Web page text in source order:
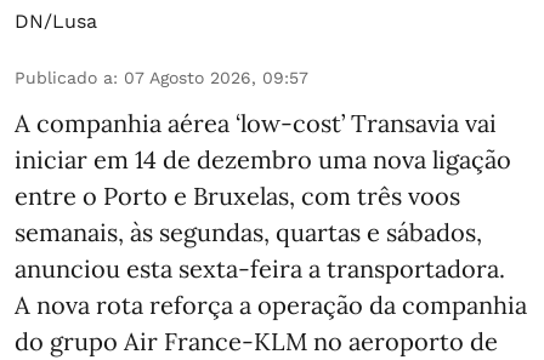
DN/Lusa
Publicado a: 07 Agosto 2026, 09:57
A companhia aérea ‘low-cost’ Transavia vai
iniciar em 14 de dezembro uma nova ligação
entre o Porto e Bruxelas, com três voos
semanais, às segundas, quartas e sábados,
anunciou esta sexta-feira a transportadora.
A nova rota reforça a operação da companhia
do grupo Air France-KLM no aeroporto de